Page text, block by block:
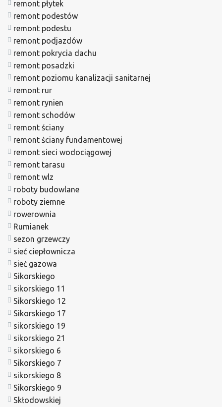
remont płytek
remont podestów
remont podestu
remont podjazdów
remont pokrycia dachu
remont posadzki
remont poziomu kanalizacji sanitarnej
remont rur
remont rynien
remont schodów
remont ściany
remont ściany fundamentowej
remont sieci wodociągowej
remont tarasu
remont wlz
roboty budowlane
roboty ziemne
rowerownia
Rumianek
sezon grzewczy
sieć ciepłownicza
sieć gazowa
Sikorskiego
sikorskiego 11
Sikorskiego 12
Sikorskiego 17
sikorskiego 19
sikorskiego 21
sikorskiego 6
Sikorskiego 7
sikorskiego 8
Sikorskiego 9
Skłodowskiej